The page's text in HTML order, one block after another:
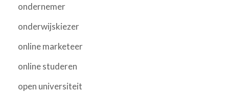
ondernemer
onderwijskiezer
online marketeer
online studeren
open universiteit